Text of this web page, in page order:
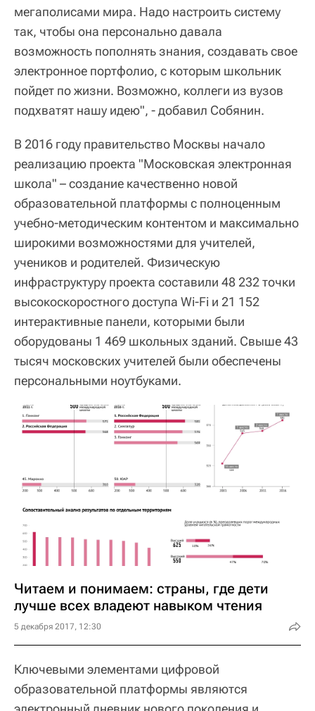
мегаполисами мира. Надо настроить систему
так, чтобы она персонально давала
возможность пополнять знания, создавать свое
электронное портфолио, с которым школьник
пойдет по жизни. Возможно, коллеги из вузов
подхватят нашу идею", - добавил Собянин.
В 2016 году правительство Москвы начало
реализацию проекта "Московская электронная
школа" – создание качественно новой
образовательной платформы с полноценным
учебно-методическим контентом и максимально
широкими возможностями для учителей,
учеников и родителей. Физическую
инфраструктуру проекта составили 48 232 точки
высокоскоростного доступа Wi-Fi и 21 152
интерактивные панели, которыми были
оборудованы 1 469 школьных зданий. Свыше 43
тысяч московских учителей были обеспечены
персональными ноутбуками.
Читаем и понимаем: страны, где дети
лучше всех владеют навыком чтения
5 декабря 2017, 12:30
Ключевыми элементами цифровой
образовательной платформы являются